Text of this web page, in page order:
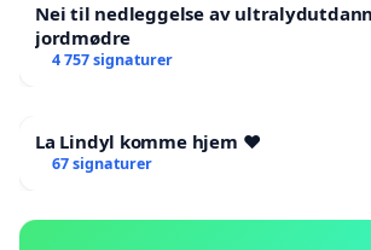
Nei til nedleggelse av
jordmødre
4 757 signaturer
La Lindyl komme hjem ❤️
67 signaturer